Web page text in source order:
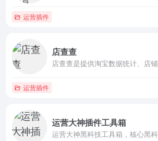
运营插件
店查查
运营插件
运营大神插件工具箱